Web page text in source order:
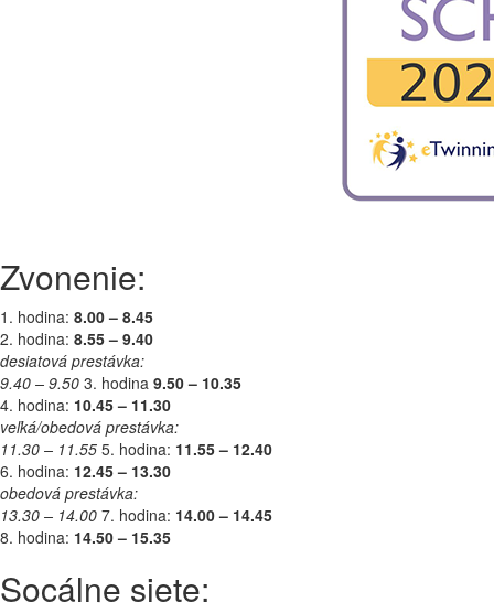
Zvonenie:
1. hodina: 8.00 – 8.45
2. hodina: 8.55 – 9.40
desiatová prestávka:
9.40 – 9.50 3. hodina 9.50 – 10.35
4. hodina: 10.45 – 11.30
veľká/obedová prestávka:
11.30 – 11.55 5. hodina: 11.55 – 12.40
6. hodina: 12.45 – 13.30
obedová prestávka:
13.30 – 14.00 7. hodina: 14.00 – 14.45
8. hodina: 14.50 – 15.35
Socálne siete: